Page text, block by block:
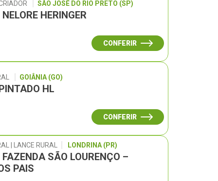
SÃO JOSÉ DO RIO PRETO (SP)
HERINGER
CONFERIR
GOIÂNIA (GO)
HL
CONFERIR
| LANCE RURAL LONDRINA (PR)
SÃO LOURENÇO –
PAIS